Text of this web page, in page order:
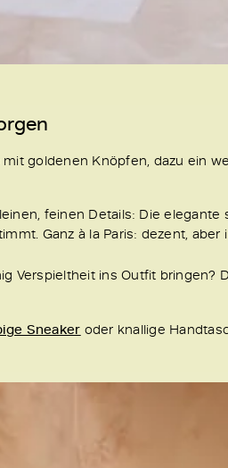
goldenen Knöpfen, dazu ein
feinen Details: Die
Ganz à la Paris: dezent,
Verspieltheit ins Outfit bringen?
Sneaker oder knallige